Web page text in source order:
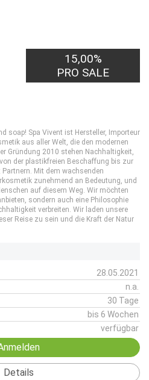
15,00%
PRO SALE
soap! Spa Vivent ist Hersteller, Importeur
aus aller Welt, die den modernen
Gründung 2010 stehen Nachhaltigkeit,
der plastikfreien Beschaffung bis zur
Mit dem wachsenden
zunehmend an Bedeutung, und
auf diesem Weg. Wir möchten
sondern auch eine Philosophie
verbreiten. Wir laden unsere
Reise zu sein und die Kraft der Natur
28.05.2021
n.a.
30 Tage
bis 6 Wochen
verfügbar
Details